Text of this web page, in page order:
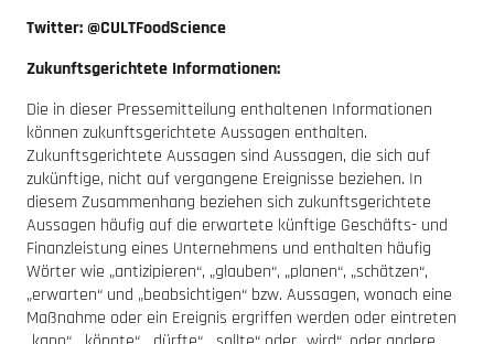
Twitter: @CULTFoodScience
Zukunftsgerichtete Informationen:
Die in dieser Pressemitteilung enthaltenen Informationen
können zukunftsgerichtete Aussagen enthalten.
Zukunftsgerichtete Aussagen sind Aussagen, die sich auf
zukünftige, nicht auf vergangene Ereignisse beziehen. In
diesem Zusammenhang beziehen sich zukunftsgerichtete
Aussagen häufig auf die erwartete künftige Geschäfts- und
Finanzleistung eines Unternehmens und enthalten häufig
Wörter wie „antizipieren“, „glauben“, „planen“, „schätzen“,
„erwarten“ und „beabsichtigen“ bzw. Aussagen, wonach eine
Maßnahme oder ein Ereignis ergriffen werden oder eintreten